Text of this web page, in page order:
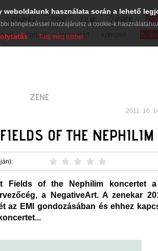
SZÍNHÁZ ZENE FILM GYEREK
petíció lapcsalád könyvek hírlevél
ZENE
2011. 10.
OF THE NEPHILIM
Fields of the Nephilim koncertet
a NegativeArt. A zenekar
az EMI gondozásában és ehhez
weboldalunk használata során a lehető
böngészéssel hozzájárulsz a cookie-k
Tudj meg többet